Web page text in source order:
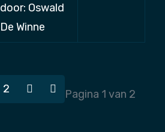
door: Oswald
De Winne
2 Pagina 1 van 2